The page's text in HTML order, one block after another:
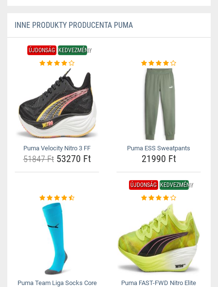
INNE PRODUKTY PRODUCENTA PUMA
ÚJDONSÁG KEDVEZMÉNY
Puma Velocity Nitro 3 FF
51847 Ft53270 Ft
Puma ESS Sweatpants
21990 Ft
Puma Team Liga Socks Core
ÚJDONSÁG KEDVEZMÉNY
Puma FAST-FWD Nitro Elite